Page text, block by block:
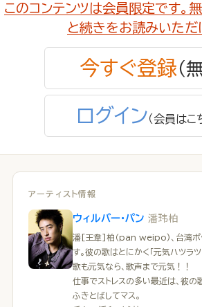
このコンテンツは会員限定です。
と続きをお読みいただ
今すぐ登録（
ログイン（会員はこ
アーティスト情報
ウィルバー・パン 潘玮柏
潘[王韋]柏（pan weipo)、台湾ポ
す。彼の歌はとにかく「元気ハツラツ
歌も元気なら、歌声まで元気！！
仕事でストレスの多い最近は、彼の
ふきとばしてマス。